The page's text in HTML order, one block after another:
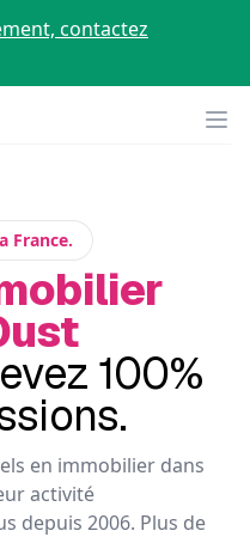
contactez
France.
100%
en immobilier dans
activité
depuis 2006. Plus de